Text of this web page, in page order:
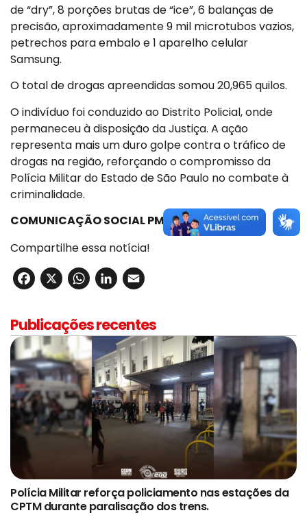
de “dry”, 8 porções brutas de “ice”, 6 balanças de
precisão, aproximadamente 9 mil microtubos vazios,
petrechos para embalo e 1 aparelho celular
Samsung.
O total de drogas apreendidas somou 20,965 quilos.
O indivíduo foi conduzido ao Distrito Policial, onde
permaneceu à disposição da Justiça. A ação
representa mais um duro golpe contra o tráfico de
drogas na região, reforçando o compromisso da
Polícia Militar do Estado de São Paulo no combate à
criminalidade.
COMUNICAÇÃO SOCIAL PMESP
Compartilhe essa notícia!
Facebook
X WhatsApp
LinkedIn
Publicações recentes
Polícia Militar reforça policiamento nas estações da
CPTM durante paralisação dos trens.